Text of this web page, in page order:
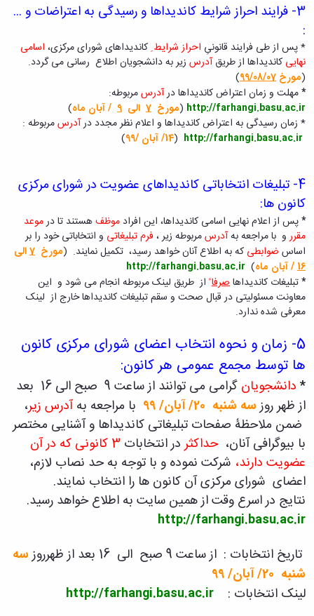
نام
افتخارات
کسب
شده
نشریات
دانشگاهی
ثبت
درخواست
نشریه
بارگذاری
نشریات
فعال
دانشگاهی
مشاهده
آرشیو
نشریات
بارگذاری
شده
3- فرایند احراز شرایط کاندیداها و رسیدگی به اعتراضات و ...
:
* پس از طی فرایند قانونیِ احراز شرایط ِکاندیداهای شورای مرکزی، اسامی
نهایی کاندیداها از طریقآدرس زیر به دانشجویان اطلاع رسانی می گردد.
(مورخ 99/08/07
)
*مهلت و زمان اعتراض کاندیداها درآدرسمربوطه:
http://farhangi.basu.ac.ir
(مورخ 7 الی 9 / آبان ماه)
* زمان رسیدگی به اعتراض کاندیداها و اعلام نظر مجدد درآدرسمربوطه :
http://farhangi.basu.ac.ir
(14/ آبان /99 )
4- تبلیغات انتخاباتی کاندیداهای عضویت در شورای مرکزی
کانون ها:
*پس از اعلام نهایی اسامی کاندیداها، این افراد موظفهستند تا درموعد
مقرر و با مراجعه بهآدرسمربوطه زیر ، فرم تبلیغاتی و انتخاباتی خود را بر
اساس ضوابطی که به اطلاع آنان خواهد رسید، تکمیل نمایند. (مورخ 7الی
16/ آبان ماه)
http://farhangi.basu.ac.ir
*تبلیغات کاندیداهاصرفاً از طریق لینک مربوطه انجام می شود و این
معاونت مسئولیتی در قبال صحت و سقم تبلیغات کاندیداها خارج از لینک
معرفی شده ندارد.
5- زمان و نحوه انتخاب اعضای شورای مرکزی کانون
ها توسط مجمع عمومی هر کانون:
* دانشجویان
گرامی می توانند از ساعت 9 صبح الی 16 بعد
از ظهر روزسه شنبه 20/ آبان/ 99 با مراجعه بهآدرس زیر،
ضمن ملاحظۀ صفحات تبلیغاتی کاندیداها و آشنایی مختصر
با بیوگرافی آنان،حداکثر در انتخابات
3 کانونی که در آن
عضویت دارند، شرکت نموده و با توجه به حد نصاب لازم،
اعضای شورای مرکزی آن کانون ها را انتخاب نمایند.
نتایج در اسرع وقت از همین سایت به اطلاع خواهد رسید.
http://farhangi.basu.ac.ir
تاریخ انتخابات : از ساعت 9 صبح الی 16 بعد از ظهرروز
سه
شنبه 20/ آبان/ 99
لینک انتخابات : http://farhangi.basu.ac.ir